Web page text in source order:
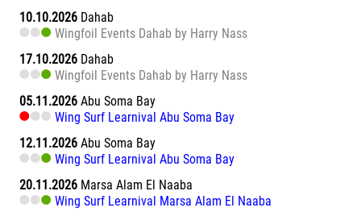
10.10.2026 Dahab
Wingfoil Events Dahab by Harry Nass
17.10.2026 Dahab
Wingfoil Events Dahab by Harry Nass
05.11.2026 Abu Soma Bay
Wing Surf Learnival Abu Soma Bay
12.11.2026 Abu Soma Bay
Wing Surf Learnival Abu Soma Bay
20.11.2026 Marsa Alam El Naaba
Wing Surf Learnival Marsa Alam El Naaba